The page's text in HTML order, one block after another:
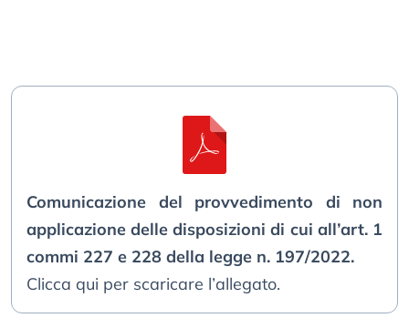
Comunicazione del provvedimento di non
applicazione delle disposizioni di cui all’art. 1
commi 227 e 228 della legge n. 197/2022.
Clicca qui per scaricare l’allegato.